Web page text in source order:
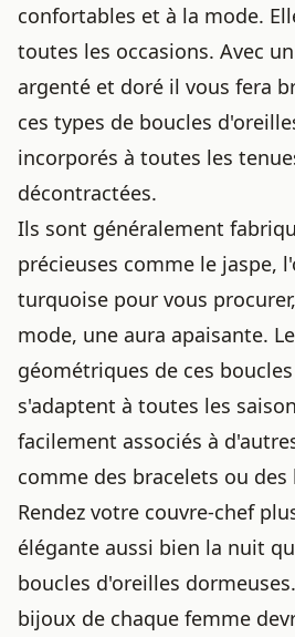
confortables et à la mode.
toutes les occasions. Avec
argenté et doré il vous fera
ces types de boucles
incorporés à toutes les
décontractées.
Ils sont généralement
précieuses comme le jaspe,
turquoise pour vous
mode, une aura apaisante.
géométriques de ces
s'adaptent à toutes les
facilement associés à
comme des bracelets ou des
Rendez votre couvre-chef
élégante aussi bien la nuit
boucles d'oreilles
bijoux de chaque femme